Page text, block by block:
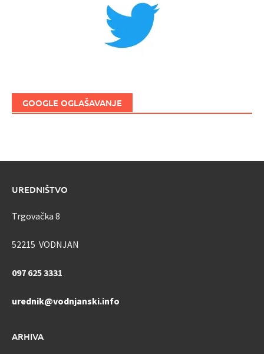
GOOGLE OGLAŠAVANJE
UREDNIŠTVO
Trgovačka 8
52215 VODNJAN
097 625 3331
urednik@vodnjanski.info
ARHIVA